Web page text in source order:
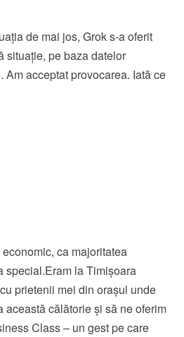
de mai jos, Grok s-a oferit
situație, pe baza datelor
acceptat provocarea. Iată ce
ca majoritatea
special.Eram la Timișoara
prietenii mei din orașul unde
această călătorie și să ne oferim
Class – un gest pe care